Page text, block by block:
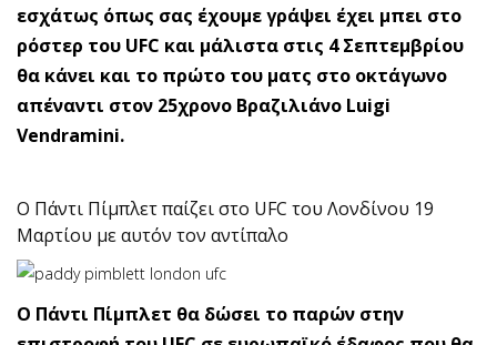
εσχάτως όπως σας έχουμε γράψει έχει μπει στο
ρόστερ του UFC και μάλιστα στις 4 Σεπτεμβρίου
θα κάνει και το πρώτο του ματς στο οκτάγωνο
απέναντι στον 25χρονο Βραζιλιάνο Luigi
Vendramini.
O Πάντι Πίμπλετ παίζει στο UFC του Λονδίνου 19
Μαρτίου με αυτόν τον αντίπαλο
Ο Πάντι Πίμπλετ θα δώσει το παρών στην